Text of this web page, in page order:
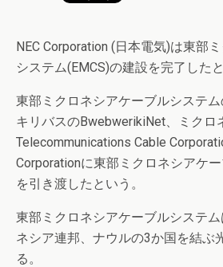
NEC Corporation (日本電気)は東部
システム(EMCS)の建設を完了した
東部ミクロネシアケーブルシステ
キリバスのBwebwerikiNet、ミクロ
Telecommunications Cable
Corporationに東部ミクロネシアケ
を引き渡したという。
東部ミクロネシアケーブルシステ
ネシア連邦、ナウルの3か国を結ぶ
る。